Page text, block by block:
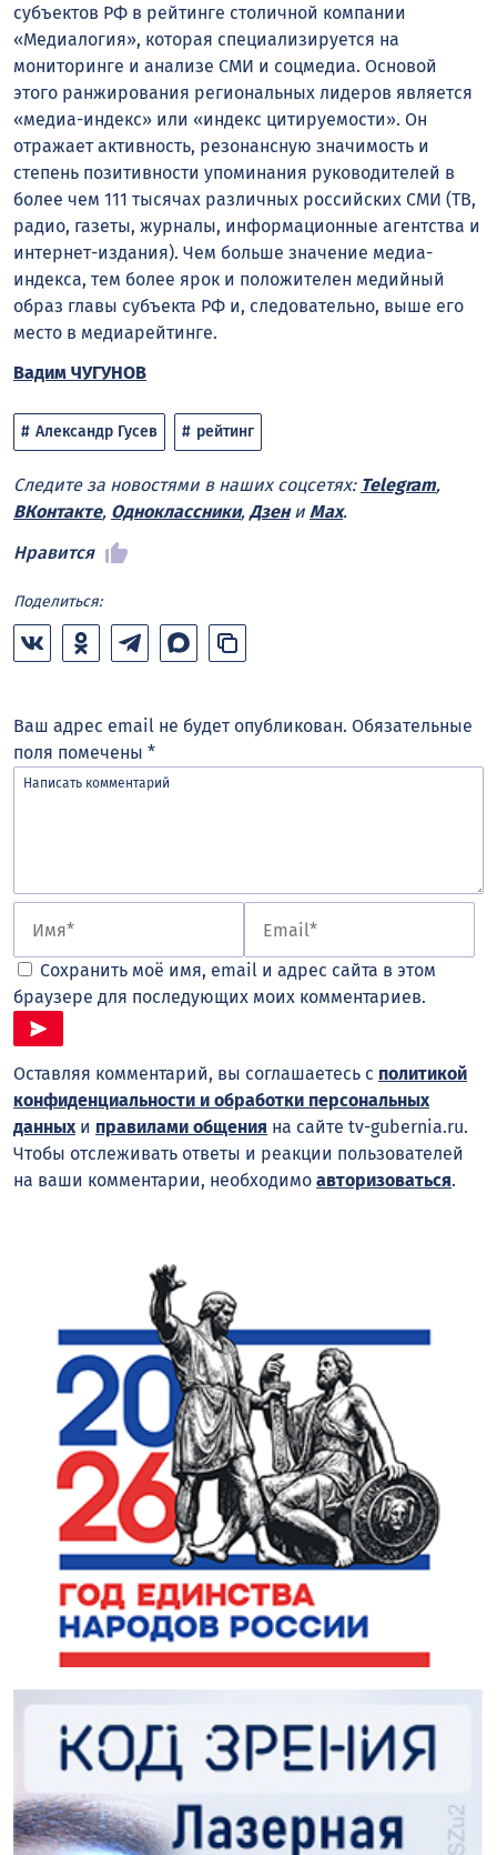
субъектов РФ в рейтинге столичной компании
«Медиалогия», которая специализируется на
мониторинге и анализе СМИ и соцмедиа. Основой
этого ранжирования региональных лидеров является
«медиа-индекс» или «индекс цитируемости». Он
отражает активность, резонансную значимость и
степень позитивности упоминания руководителей в
более чем 111 тысячах различных российских СМИ (ТВ,
радио, газеты, журналы, информационные агентства и
интернет-издания). Чем больше значение медиа-
индекса, тем более ярок и положителен медийный
образ главы субъекта РФ и, следовательно, выше его
место в медиарейтинге.
Вадим ЧУГУНОВ
Александр Гусев рейтинг
Следите за новостями в наших соцсетях: Telegram,
ВКонтакте, Одноклассники, Дзени Max.
Нравится
Поделиться:
Ваш адрес email не будет опубликован. Обязательные
поля помечены *
Сохранить моё имя, email и адрес сайта в этом
браузере для последующих моих комментариев.
Оставляя комментарий, вы соглашаетесь с политикой
конфиденциальности и обработки персональных
данныхи правилами общения на сайте tv-gubernia.ru.
Чтобы отслеживать ответы и реакции пользователей
на ваши комментарии, необходимо авторизоваться.